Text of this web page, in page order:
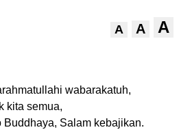
A A A
wabarakatuh,
kita semua,
Buddhaya, Salam kebajikan.